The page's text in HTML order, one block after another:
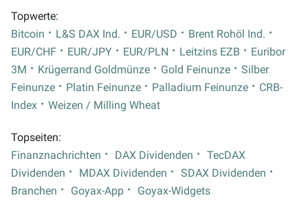
Topwerte:
Bitcoin
L&S DAX Ind. EUR/USD
Brent Rohöl Ind.
EUR/CHF
EUR/JPY EUR/PLN Leitzins EZB
Euribor
3M
Krügerrand Goldmünze Gold Feinunze
Silber
Feinunze
Platin Feinunze Palladium Feinunze
CRB-
Index
Weizen / Milling Wheat
Topseiten:
Finanznachrichten
DAX Dividenden
TecDAX
Dividenden
MDAX Dividenden
SDAX Dividenden
Branchen
Goyax-App Goyax-Widgets